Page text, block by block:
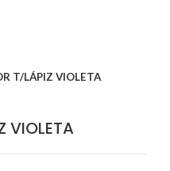
T/LÁPIZ VIOLETA
VIOLETA